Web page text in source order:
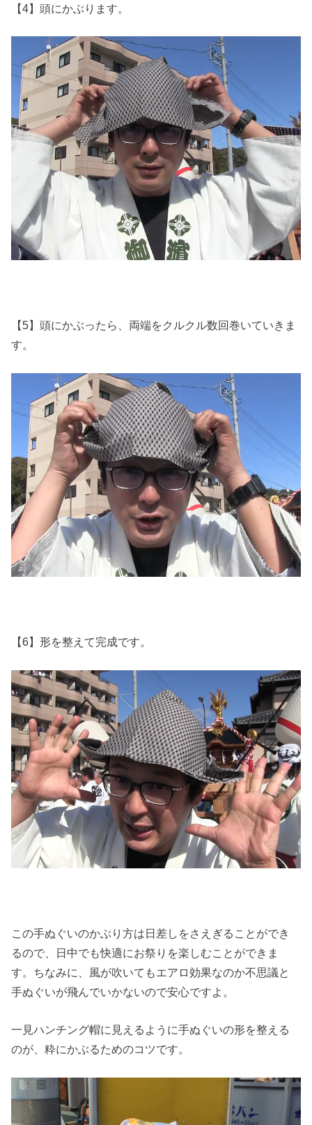
【4】頭にかぶります。
【5】頭にかぶったら、両端をクルクル数回巻いていきま
す。
【6】形を整えて完成です。
この手ぬぐいのかぶり方は日差しをさえぎることができ
るので、日中でも快適にお祭りを楽しむことができま
す。ちなみに、風が吹いてもエアロ効果なのか不思議と
手ぬぐいが飛んでいかないので安心ですよ。
一見ハンチング帽に見えるように手ぬぐいの形を整える
のが、粋にかぶるためのコツです。